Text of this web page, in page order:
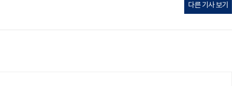
다른 기사 보기